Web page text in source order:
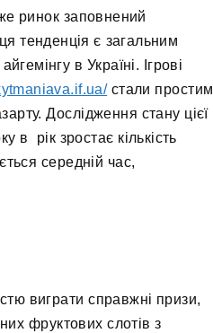
ринок заповнений
тенденція є загальним
в Україні. Ігрові
стали простим
Дослідження стану цієї
рік зростає кількість
середній час,
виграти справжні призи,
фруктових слотів з